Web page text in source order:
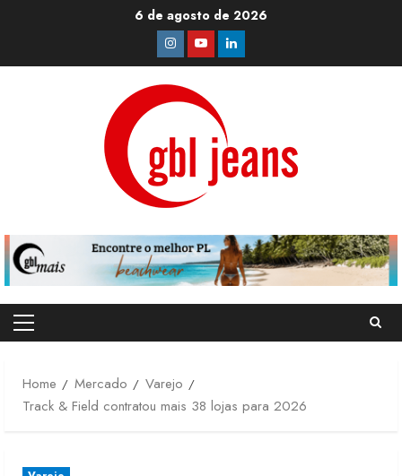
6 de agosto de 2026
Instagram
YoutubeLinkedin
Primary
Home
Mercado
Varejo
Track & Field contratou mais 38 lojas para 2026